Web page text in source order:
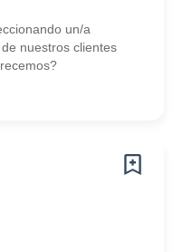
un/a
nuestros clientes